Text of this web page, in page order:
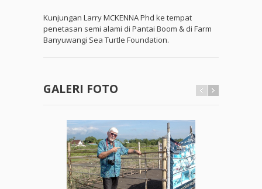
Kunjungan Larry MCKENNA Phd ke tempat
penetasan semi alami di Pantai Boom & di Farm
Banyuwangi Sea Turtle Foundation.
GALERI FOTO